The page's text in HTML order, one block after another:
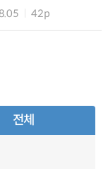
42p
전체